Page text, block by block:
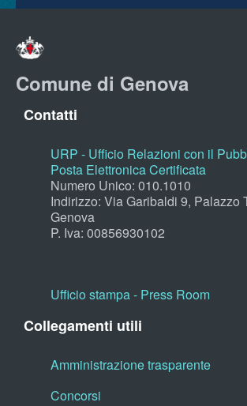
Comune di Genova
Contatti
URP - Ufficio Relazioni con il
Posta Elettronica Certificata
Numero Unico: 010.1010
Indirizzo: Via Garibaldi 9, Palazzo
Genova
P. Iva: 00856930102
Ufficio stampa - Press Room
Collegamenti utili
Amministrazione trasparente
Concorsi